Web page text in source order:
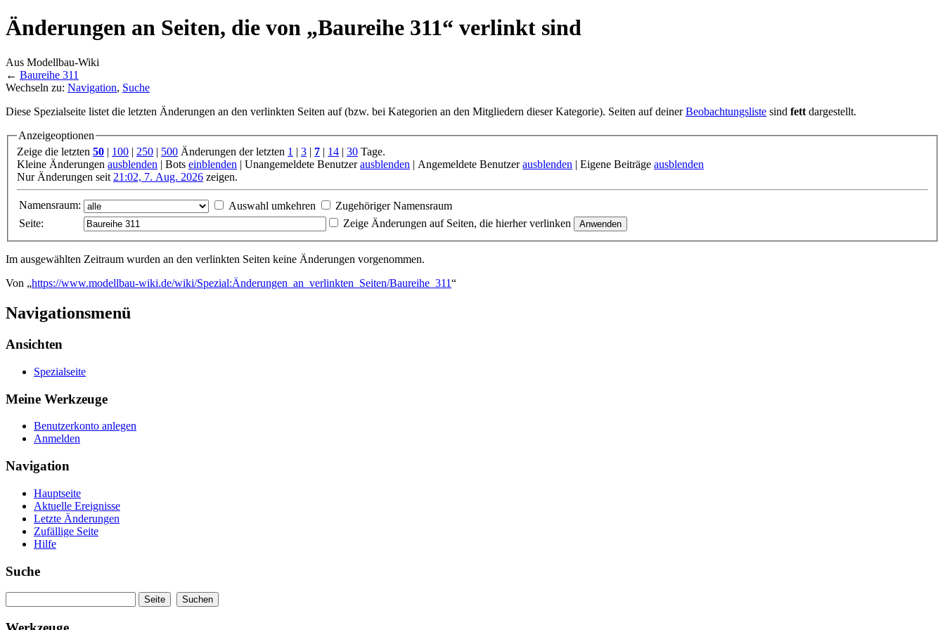
Änderungen an Seiten, die von „Baureihe 311“ verlinkt sind
Aus Modellbau-Wiki
← Baureihe 311
Wechseln zu: Navigation, Suche
Diese Spezialseite listet die letzten Änderungen an den verlinkten Seiten auf (bzw. bei Kategorien an den Mitgliedern dieser Kategorie). Seiten auf deinerBeobachtungsliste sind fett dargestellt.
Anzeigeoptionen
Zeige die letzten 50 100 250 500 Änderungen der letzten 1 3 7 14 30 Tage.
Kleine Änderungen ausblenden | Bots einblenden | Unangemeldete Benutzerausblenden | Angemeldete Benutzerausblenden | Eigene Beiträge ausblenden
Nur Änderungen seit21:02, 7. Aug. 2026 zeigen.
Namensraum: Auswahl umkehren
Zugehöriger Namensraum
Seite:
Zeige Änderungen auf Seiten, die hierher verlinken
Im ausgewählten Zeitraum wurden an den verlinkten Seiten keine Änderungen vorgenommen.
Von „https://www.modellbau-wiki.de/wiki/Spezial:Änderungen_an_verlinkten_Seiten/Baureihe_311“
Navigationsmenü
Ansichten
Spezialseite
Meine Werkzeuge
Benutzerkonto anlegen
Anmelden
Navigation
Hauptseite
Aktuelle Ereignisse
Letzte Änderungen
Zufällige Seite
Hilfe
Suche